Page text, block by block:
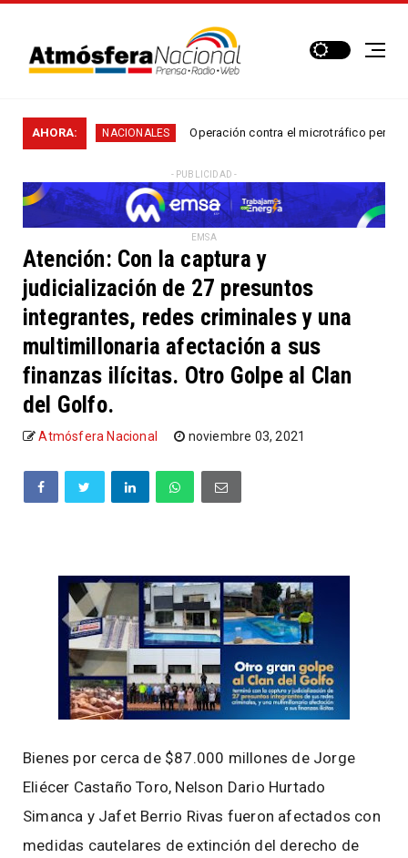
AHORA:
NACIONALES Operación contra el microtráfico permitió que la
- PUBLICIDAD -
EMSA
Atención: Con la captura y
judicialización de 27 presuntos
integrantes, redes criminales y una
multimillonaria afectación a sus
finanzas ilícitas. Otro Golpe al Clan
del Golfo.
Atmósfera Nacional noviembre 03, 2021
Bienes por cerca de $87.000 millones de Jorge
Eliécer Castaño Toro, Nelson Dario Hurtado
Simanca y Jafet Berrio Rivas fueron afectados con
medidas cautelares de extinción del derecho de